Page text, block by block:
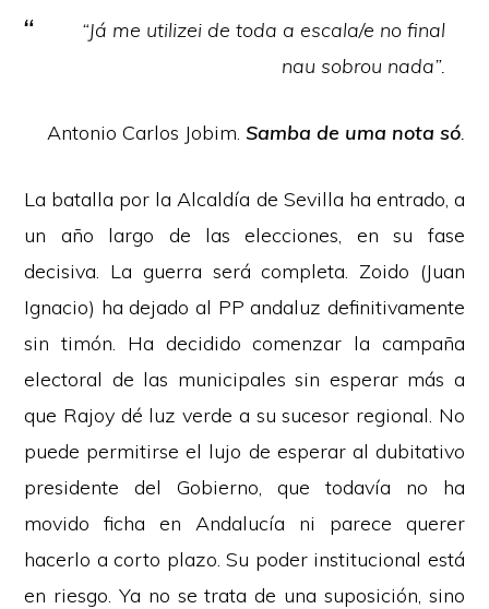
“Já me utilizei de toda a escala/e no final
nau sobrou nada”.
Antonio Carlos Jobim. Samba de uma nota só.
La batalla por la Alcaldía de Sevilla ha entrado, a
un año largo de las elecciones, en su fase
decisiva. La guerra será completa. Zoido (Juan
Ignacio) ha dejado al PP andaluz definitivamente
sin timón. Ha decidido comenzar la campaña
electoral de las municipales sin esperar más a
que Rajoy dé luz verde a su sucesor regional. No
puede permitirse el lujo de esperar al dubitativo
presidente del Gobierno, que todavía no ha
movido ficha en Andalucía ni parece querer
hacerlo a corto plazo. Su poder institucional está
en riesgo. Ya no se trata de una suposición, sino